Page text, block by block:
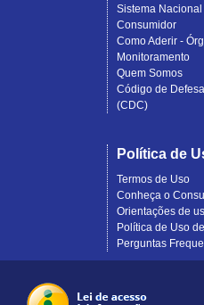
Sistema
Consumidor
Como Aderir -
Monitoramento
Quem Somos
Código de
(CDC)
Política de
Termos de Uso
Conheça o
Orientações de
Política de Uso
Perguntas